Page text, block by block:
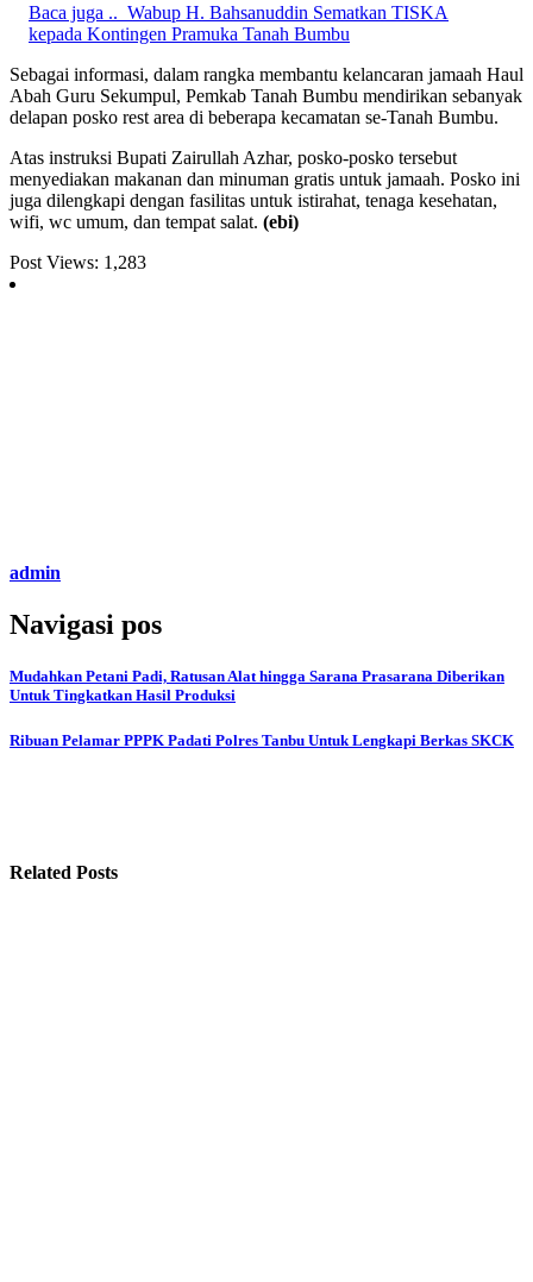
Baca juga .. Wabup H. Bahsanuddin Sematkan TISKA
kepada Kontingen Pramuka Tanah Bumbu
Sebagai informasi, dalam rangka membantu kelancaran jamaah Haul
Abah Guru Sekumpul, Pemkab Tanah Bumbu mendirikan sebanyak
delapan posko rest area di beberapa kecamatan se-Tanah Bumbu.
Atas instruksi Bupati Zairullah Azhar, posko-posko tersebut
menyediakan makanan dan minuman gratis untuk jamaah. Posko ini
juga dilengkapi dengan fasilitas untuk istirahat, tenaga kesehatan,
wifi, wc umum, dan tempat salat. (ebi)
Post Views: 1,283
admin
Navigasi pos
Mudahkan Petani Padi, Ratusan Alat hingga Sarana Prasarana Diberikan
Untuk Tingkatkan Hasil Produksi
Ribuan Pelamar PPPK Padati Polres Tanbu Untuk Lengkapi Berkas SKCK
Related Posts